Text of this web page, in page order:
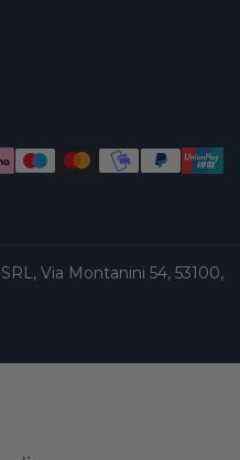
Via Montanini 54, 53100,